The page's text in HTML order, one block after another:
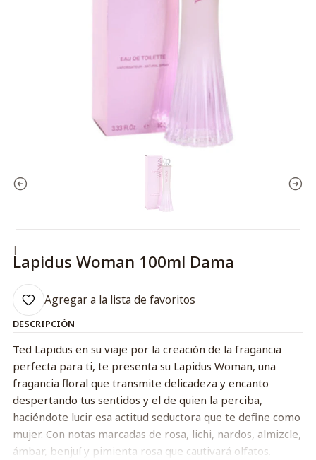
|
Lapidus Woman 100ml Dama
Agregar a la lista de favoritos
DESCRIPCIÓN
Ted Lapidus en su viaje por la creación de la fragancia
perfecta para ti, te presenta su Lapidus Woman, una
fragancia floral que transmite delicadeza y encanto
despertando tus sentidos y el de quien la perciba,
haciéndote lucir esa actitud seductora que te define como
mujer. Con notas marcadas de rosa, lichi, nardos, almizcle,
ámbar, benjuí y pimienta rosa que cautivará olfatos.